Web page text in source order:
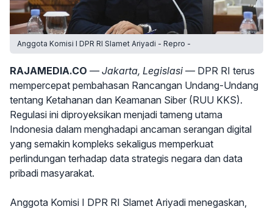
Anggota Komisi I DPR RI Slamet Ariyadi - Repro -
RAJAMEDIA.CO — Jakarta, Legislasi —DPR RI terus
mempercepat pembahasan Rancangan Undang-Undang
tentang Ketahanan dan Keamanan Siber (RUU KKS).
Regulasi ini diproyeksikan menjadi tameng utama
Indonesia dalam menghadapi ancaman serangan digital
yang semakin kompleks sekaligus memperkuat
perlindungan terhadap data strategis negara dan data
pribadi masyarakat.
Anggota Komisi I DPR RI Slamet Ariyadi menegaskan,